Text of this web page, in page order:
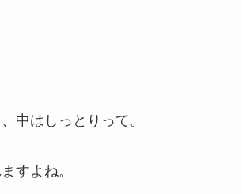
中はしっとりって。
すよね。